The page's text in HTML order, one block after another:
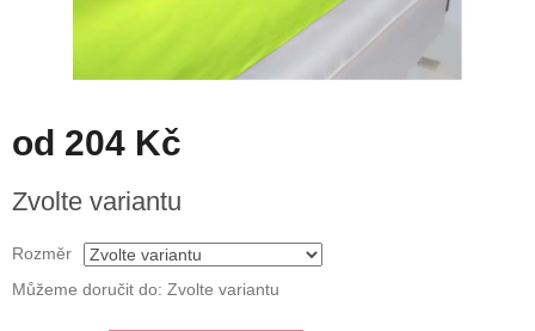
od 204 Kč
cena:
Zvolte variantu
Rozměr
Můžeme doručit do: Zvolte variantu